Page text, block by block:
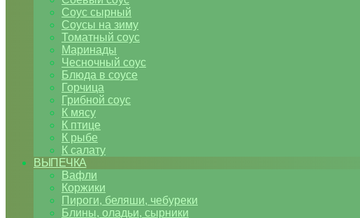
Соус сырный
Соусы на зиму
Томатный соус
Маринады
Чесночный соус
Блюда в соусе
Горчица
Грибной соус
К мясу
К птице
К рыбе
К салату
ВЫПЕЧКА
Вафли
Коржики
Пироги, беляши, чебуреки
Блины, оладьи, сырники